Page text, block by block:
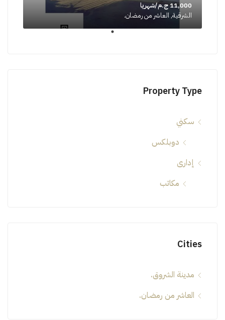
11,000 ج.م/شهريا
الشرقية, العاشر من رمضان.
Property Type
سكني
دوبلكس
إدارى
مكاتب
Cities
مدينة الشروق.
العاشر من رمضان.